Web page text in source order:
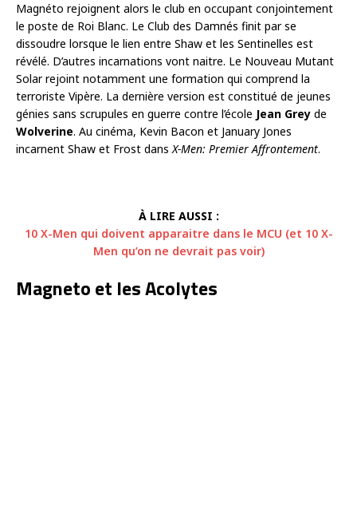
Magnéto rejoignent alors le club en occupant conjointement
le poste de Roi Blanc. Le Club des Damnés finit par se
dissoudre lorsque le lien entre Shaw et les Sentinelles est
révélé. D’autres incarnations vont naitre. Le Nouveau Mutant
Solar rejoint notamment une formation qui comprend la
terroriste Vipère. La dernière version est constitué de jeunes
génies sans scrupules en guerre contre l’école Jean Grey de
Wolverine. Au cinéma, Kevin Bacon et January Jones
incarnent Shaw et Frost dansX-Men: Premier Affrontement.
À LIRE AUSSI :
10 X-Men qui doivent apparaitre dans le MCU (et 10 X-
Men qu’on ne devrait pas voir)
Magneto et les Acolytes